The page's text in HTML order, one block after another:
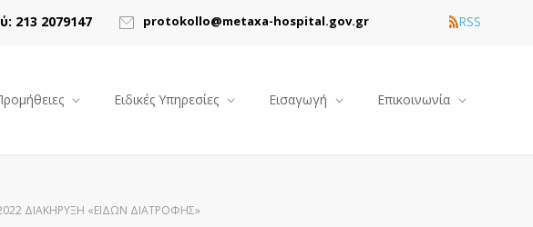
213 2079147 protokollo@metaxa-hospital.gov.gr RSS
Ειδικές Υπηρεσίες Εισαγωγή Επικοινωνία
ΔΙΑΚΗΡΥΞΗ «ΕΙΔΩΝ ΔΙΑΤΡΟΦΗΣ»